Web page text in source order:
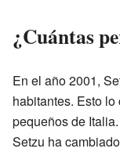
¿Cuántas
En el año 2001,
habitantes. Esto
pequeños de
Setzu ha